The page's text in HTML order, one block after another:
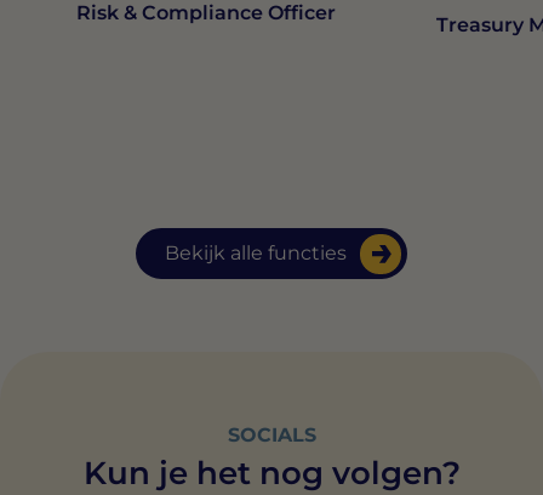
Bekijk alle functies
Risk & Compliance Officer
Treasury
SOCIALS
Kun je het nog volgen?